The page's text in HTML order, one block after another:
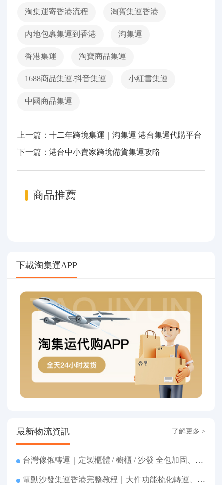
淘集運寄香港流程 淘寶集運香港
內地包裹集運到香港 淘集運
香港集運 淘寶商品集運
1688商品集運.抖音集運 小紅書集運
中國商品集運
上一篇：十二年跨境集運｜淘集運 港台集運代購平台
下一篇：港台中小賣家跨境備貨集運攻略
商品推薦
下載淘集運APP
最新物流資訊 了解更多 >
台灣傢俬轉運｜定製櫃體 / 櫥櫃 / 沙發 全包加固、清關包税、送貨到府
電動沙發集運香港完整教程｜大件功能梳化轉運、打包清關上門派送